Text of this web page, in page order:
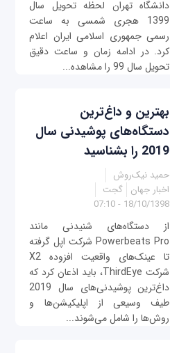
دانشگاه تهران لحظه تحویل سال
1399 هجری شمسی به ساعت
رسمی جمهوری اسلامی ایران اعلام
کرد. در ادامه زمان و ساعت دقیق
تحویل سال 99 را مشاهده...
بهترین و داغ‌ترین
دستگاه‌های پوشیدنی سال
2019 را بشناسید
حمید نیک‌روش
اخبار جهان گجت
18/10/1398 - 07:10
از دستگاه‌های شنیدنی مانند
Powerbeats Pro شرکت اپل گرفته
تا عینک‌های واقعیت افزوده X2
شرکت ThirdEye، باید اذعان کرد که
داغ‌ترین پوشیدنی‌های سال 2019
طیف وسیعی از اپلیکیشن‌ها و
روش‌ها را شامل می‌شوند...